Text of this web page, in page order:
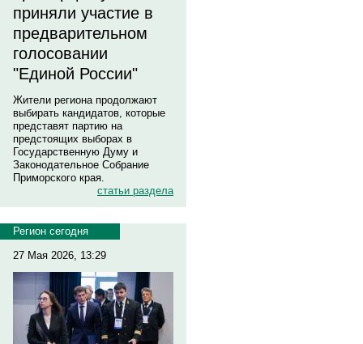
приняли участие в
предварительном
голосовании
"Единой России"
Жители региона продолжают
выбирать кандидатов, которые
представят партию на
предстоящих выборах в
Государственную Думу и
Законодательное Собрание
Приморского края.
статьи раздела
Регион сегодня
27 Мая 2026, 13:29